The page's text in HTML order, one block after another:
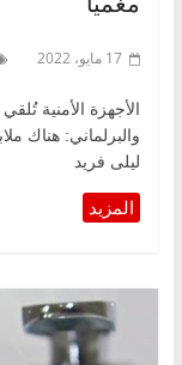
17 مايو، 2022
الأجهزة الأمنية
والبرلماني: هناك
ليلى فريد